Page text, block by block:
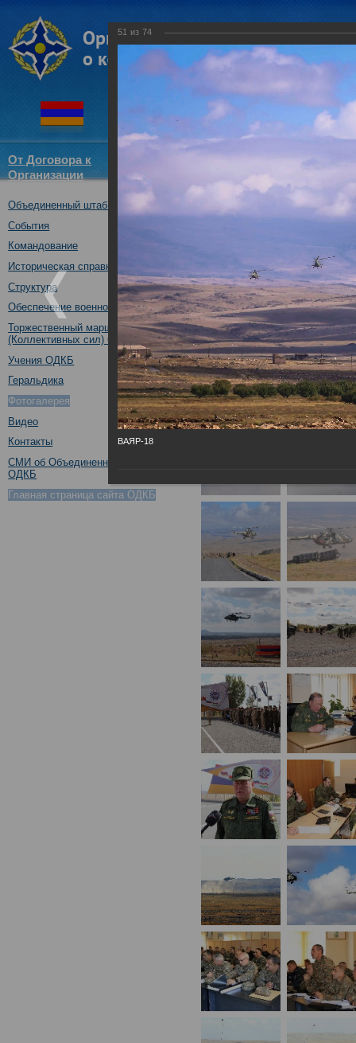
От Договора к
Организации
Структура
Объединенный штаб ОДКБ
События
Командование
Историческая справка
Структура
Обеспечение военной безопасности
Торжественный марш Войск
(Коллективных сил) ОДКБ
Учения ОДКБ
Геральдика
Фотогалерея
Видео
Контакты
СМИ об Объединенном штабе
ОДКБ
Главная страница сайта ОДКБ
Тактико-специальное
51 из 74
ВАЯР-18